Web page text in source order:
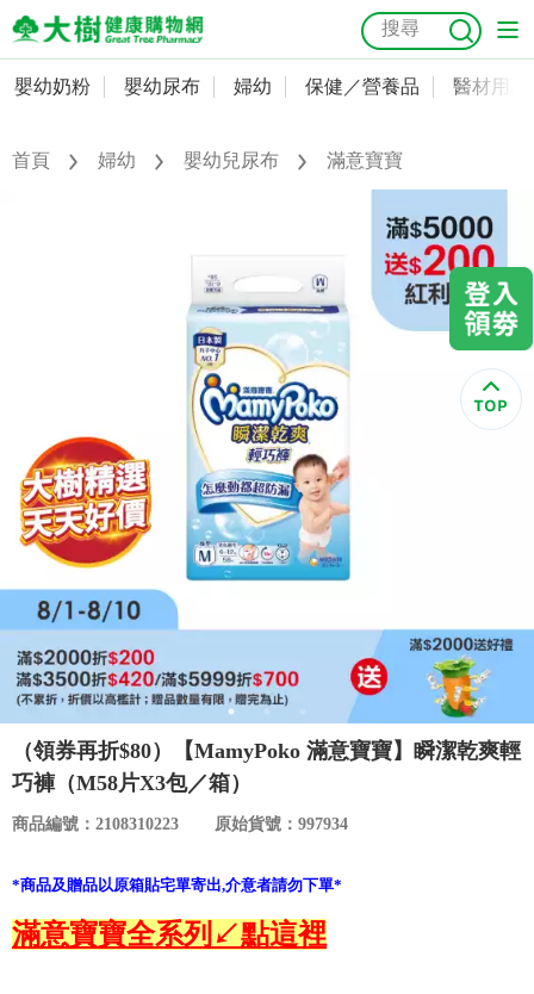
嬰幼奶粉
嬰幼尿布
美容／個人清潔
食品／健康食補
寵物
名人嚴選
優惠活動
關於我們
合作提案
購物流程
抗菌 尿布 大樹獨家 益生菌 魚油 幼兒米餅
會員資料及密碼修改
常用收件人清單
優惠券領取
優惠券查詢
登入
嬰幼奶粉 嬰幼尿布 婦幼 保健／營養品 醫材用品
首頁 婦幼 嬰幼兒尿布 滿意寶寶
（領券再折$80）【MamyPoko 滿意寶寶】瞬潔乾爽輕
巧褲（M58片X3包／箱）
商品編號：2108310223 原始貨號：997934
*商品及贈品以原箱貼宅單寄出,介意者請勿下單*
滿意寶寶全系列↙點這裡